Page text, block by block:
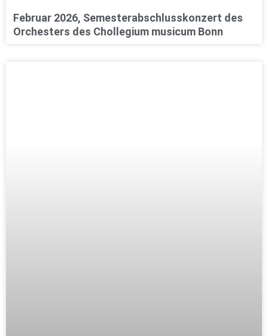
Februar 2026, Semesterabschlusskonzert des
Orchesters des Chollegium musicum Bonn